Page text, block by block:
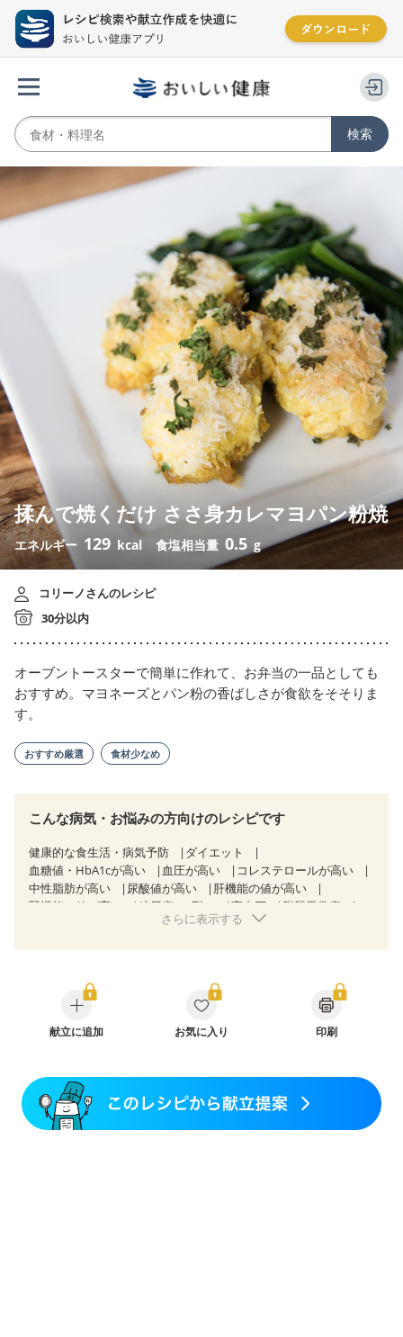
揉んで焼くだけ ささ身カレマヨパン粉焼
エネルギー 129 kcal 食塩相当量 0.5 g
コリーノさんのレシピ
30分以内
オーブントースターで簡単に作れて、お弁当の一品としても
おすすめ。マヨネーズとパン粉の香ばしさが食欲をそそりま
す。
おすすめ厳選 食材少なめ
こんな病気・お悩みの方向けのレシピです
健康的な食生活・病気予防
ダイエット
血糖値・HbA1cが高い
血圧が高い
コレステロールが高い
中性脂肪が高い
尿酸値が高い
肝機能の値が高い
腎機能の値が高い
糖尿病（2型） 高血圧
脂質異常症
狭心症 心筋梗塞
糖尿病性腎症（第３期）
CKD（ステージ１）
CKD（ステージ２）
CKD（ステージ３a）
乳がん（抗がん剤治療中）
乳がん（ホルモン療法中）
味の感じ方が変わった
骨粗しょう症
関節リウマチ
フレイル（年齢に合わせた体作り）
さらに表示する
献立に追加 お気に入り 印刷